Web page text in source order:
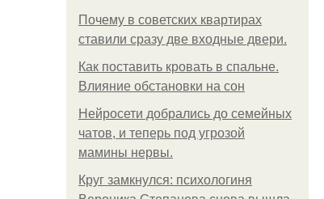
Почему в советских квартирах
ставили сразу две входные двери.
Как поставить кровать в спальне.
Влияние обстановки на сон
Нейросети добрались до семейных
чатов, и теперь под угрозой
мамины нервы.
Круг замкнулся: психологиня